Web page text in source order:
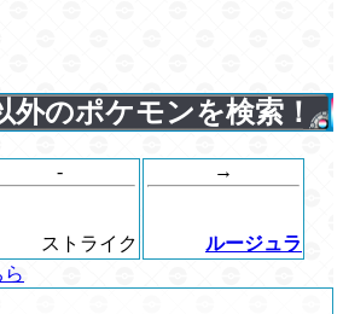
外のポケモンを検索！
-
ストライク
→
ルージュラ